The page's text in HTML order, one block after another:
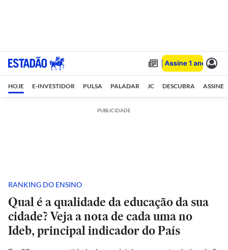
HOJE E-INVESTIDOR PULSA PALADAR JC DESCUBRA ASSINE
PUBLICIDADE
RANKING DO ENSINO
Qual é a qualidade da educação da sua
cidade? Veja a nota de cada uma no
Ideb, principal indicador do País